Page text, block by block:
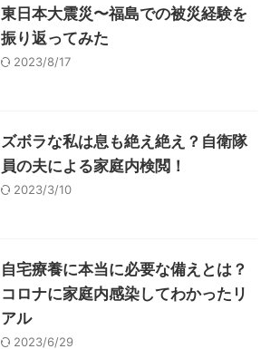
東日本大震災〜福島での被災経験を
振り返ってみた
2023/8/17
ズボラな私は息も絶え絶え？自衛隊
員の夫による家庭内検閲！
2023/3/10
自宅療養に本当に必要な備えとは？
コロナに家庭内感染してわかったリ
アル
2023/6/29